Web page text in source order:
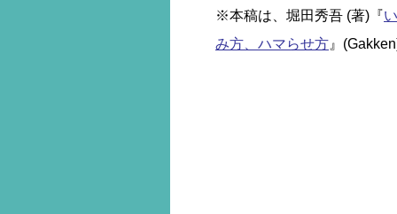
※本稿は、堀田秀吾 (著)『
み方、ハマらせ方 』